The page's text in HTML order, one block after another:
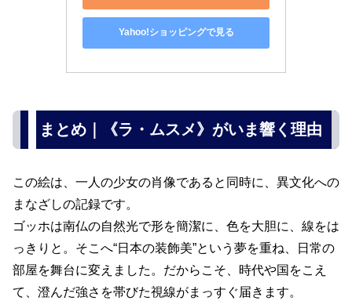
Yahoo!ショッピングで見る
まとめ｜《ラ・ムスメ》がいま響く理由
この絵は、一人の少女の肖像であると同時に、異文化への
まなざしの記録です。
ゴッホは南仏の自然光で形を簡潔に、色を大胆に、線をは
っきりと。そこへ“日本の装飾美”という夢を重ね、日常の
部屋を舞台に変えました。だからこそ、時代や国をこえ
て、澄んだ強さを帯びた視線がまっすぐ届きます。